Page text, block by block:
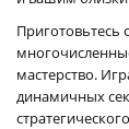
Приготовьтесь
мастерство.
динамичных